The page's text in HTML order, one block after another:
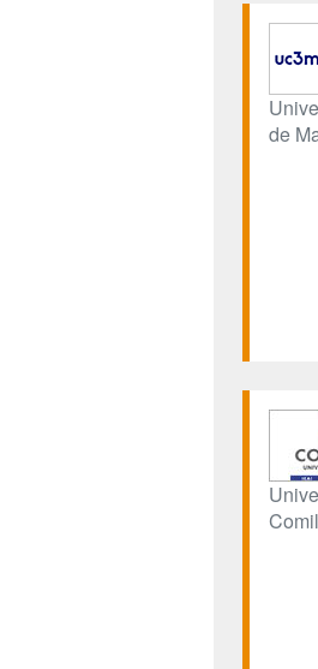
de